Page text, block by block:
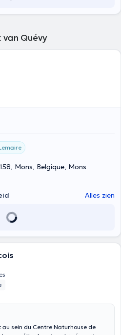
Quévy
Mons, Belgique, Mons
Alles zien
sein du Centre Naturhouse de